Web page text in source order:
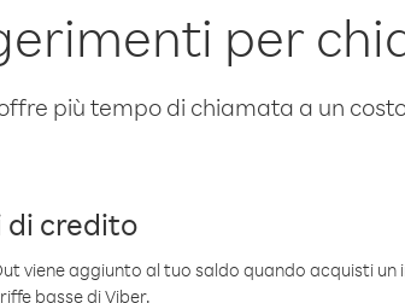
per
più tempo di chiamata a un
di credito
viene aggiunto al tuo saldo quando acquisti
basse di Viber.